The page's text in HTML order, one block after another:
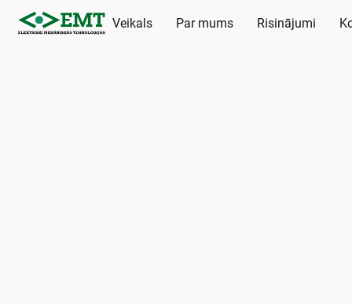
Veikals Par mums Risinājumi